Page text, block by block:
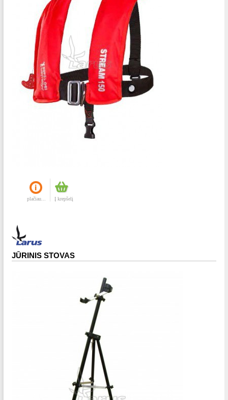
plačiau... Į krepšelį
JŪRINIS STOVAS